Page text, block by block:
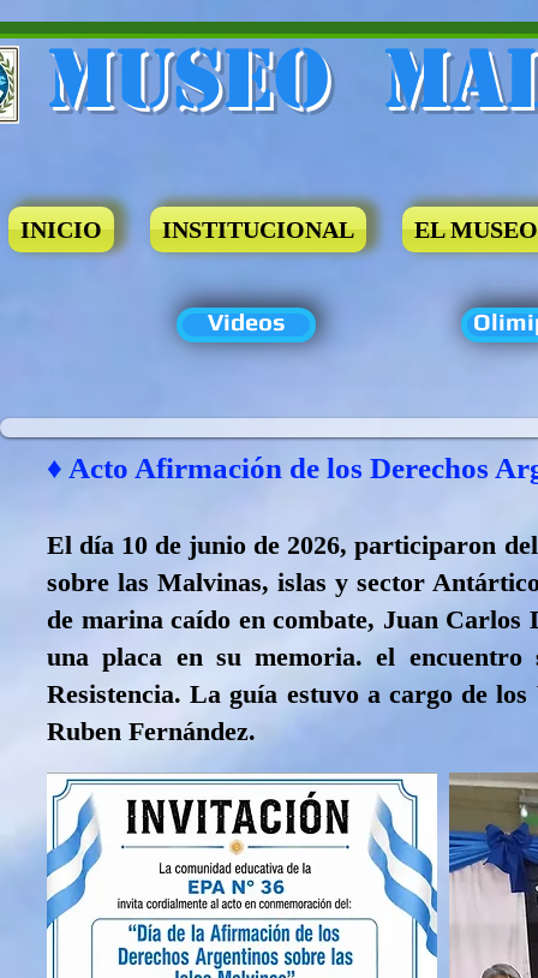
Museo​
INICIO INSTITUCIONAL EL MUSEO
Videos
♦ Acto Afirmación de los Derechos
El día 10 de junio de 2026, participaron
sobre las Malvinas, islas y sector
de marina caído en combate, Juan Carlos
una placa en su memoria. el
Resistencia. La guía estuvo a cargo de
Ruben Fernández.